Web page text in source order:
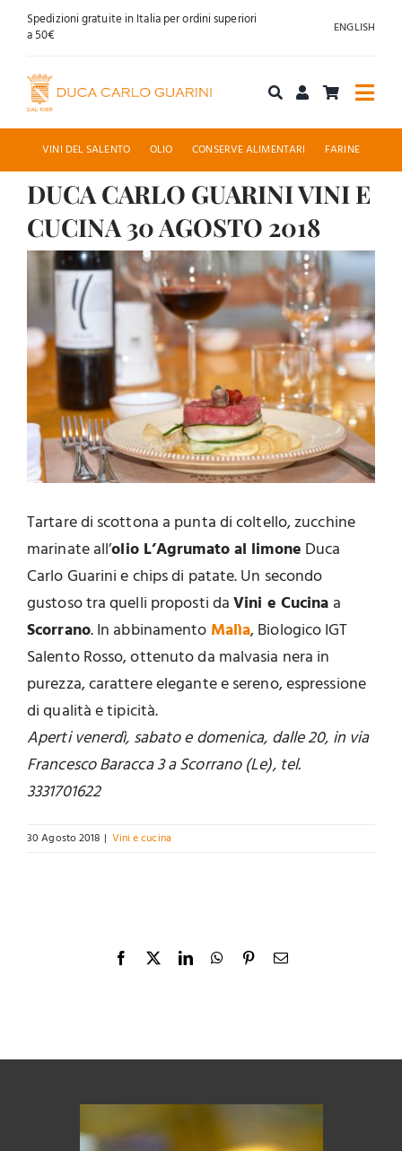
SaltaSpedizioni gratuite in Italia per ordini superiori
a 50€
ENGLISH
Acquista online
Chi siamo
Accoglienza
Contatti
VINI DEL SALENTO OLIO CONSERVE ALIMENTARI FARINE
DUCA CARLO GUARINI VINI E
CUCINA 30 AGOSTO 2018
Ingrandisci
immagine
Tartare di scottona a punta di coltello, zucchine
marinate all’olio L’Agrumato al limone Duca
Carlo Guarini e chips di patate. Un secondo
gustoso tra quelli proposti daVini e Cucina a
Scorrano. In abbinamento Malìa, Biologico IGT
Salento Rosso, ottenuto da malvasia nera in
purezza, carattere elegante e sereno, espressione
di qualità e tipicità.
Aperti venerdì, sabato e domenica, dalle 20, in via
Francesco Baracca 3 a Scorrano (Le), tel.
3331701622
30 Agosto 2018 | Vini e cucina
Facebook
X LinkedInWhatsApp
PinterestEmail